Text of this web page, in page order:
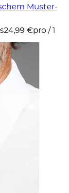
Muster-
24,99 €pro / 1